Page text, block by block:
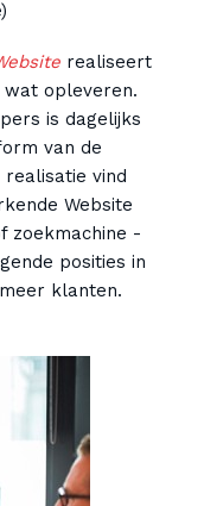
realiseert
wat opleveren.
is dagelijks
van de
realisatie vind
Website
zoekmachine -
posities in
klanten.